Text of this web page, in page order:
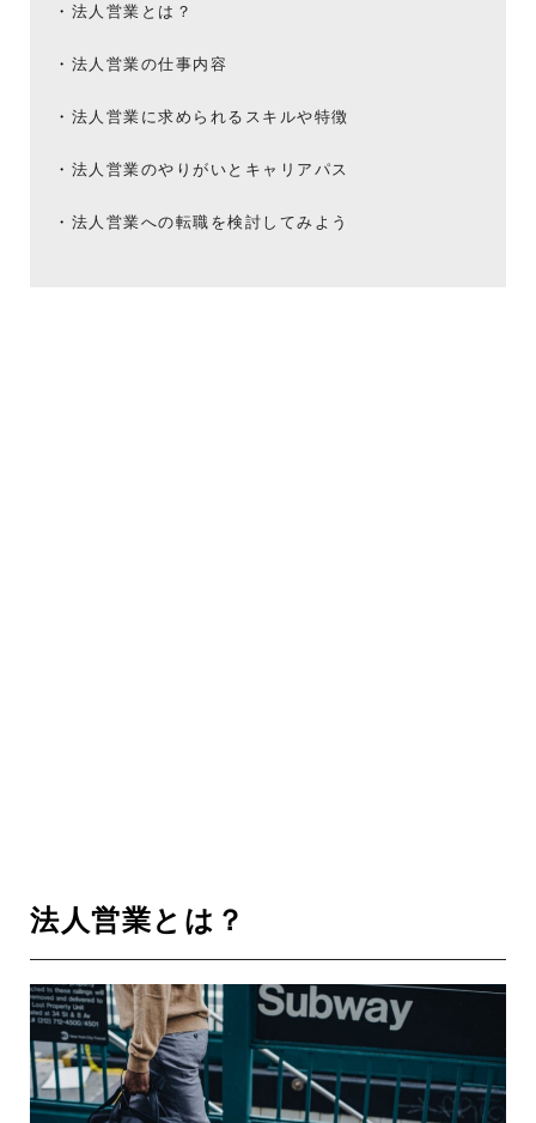
法人営業とは？
法人営業の仕事内容
法人営業に求められるスキルや特徴
法人営業のやりがいとキャリアパス
法人営業への転職を検討してみよう
法人営業とは？